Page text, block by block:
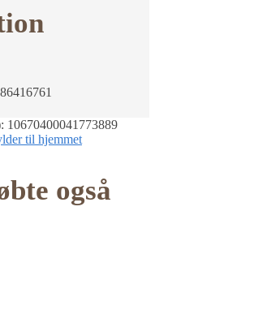
10670400041773889
til hjemmet
også